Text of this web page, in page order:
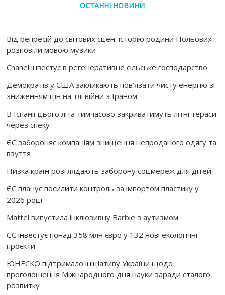
ОСТАННІ НОВИНИ
Від репресій до світових сцен: історію родини Польових
розповіли мовою музики
Chanel інвестує в регенеративне сільське господарство
Демократів у США закликають пов’язати чисту енергію зі
зниженням цін на тлі війни з Іраном
В Іспанії цього літа тимчасово закриватимуть літні тераси
через спеку
ЄС забороняє компаніям знищення непроданого одягу та
взуття
Низка країн розглядають заборону соцмереж для дітей
ЄС планує посилити контроль за імпортом пластику у
2026 році
Mattel випустила інклюзивну Barbie з аутизмом
ЄС інвестує понад 358 млн євро у 132 нові екологічні
проєкти
ЮНЕСКО підтримало ініціативу України щодо
проголошення Міжнародного дня науки заради сталого
розвитку